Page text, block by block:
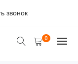
звонок
0